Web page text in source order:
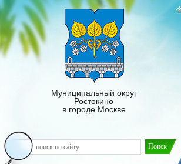
Муниципальный округ
Ростокино
в городе Москве